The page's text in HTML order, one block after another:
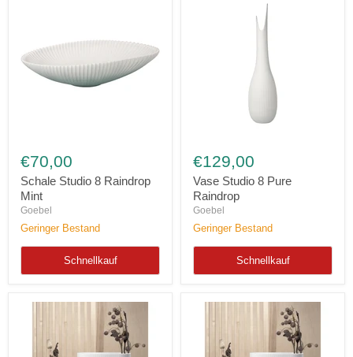
Studio
8
Raindrop
Mint
€70,00
Schale Studio 8 Raindrop
Mint
Goebel
Geringer Bestand
Schnellkauf
Studio
8
Pure
Raindrop
€129,00
Vase Studio 8 Pure
Raindrop
Goebel
Geringer Bestand
Schnellkauf